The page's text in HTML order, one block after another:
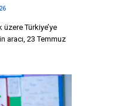
Türkiye’ye
aracı, 23 Temmuz